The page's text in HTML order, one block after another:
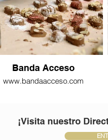
Banda Acceso
www.bandaacceso.com
¡Visita nuestro